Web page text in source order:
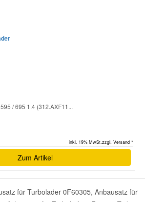
/ 695 1.4 (312.AXF11...
inkl. 19% MwSt.zzgl. Versand *
Zum Artikel
für Turbolader 0F60305, Anbausatz für